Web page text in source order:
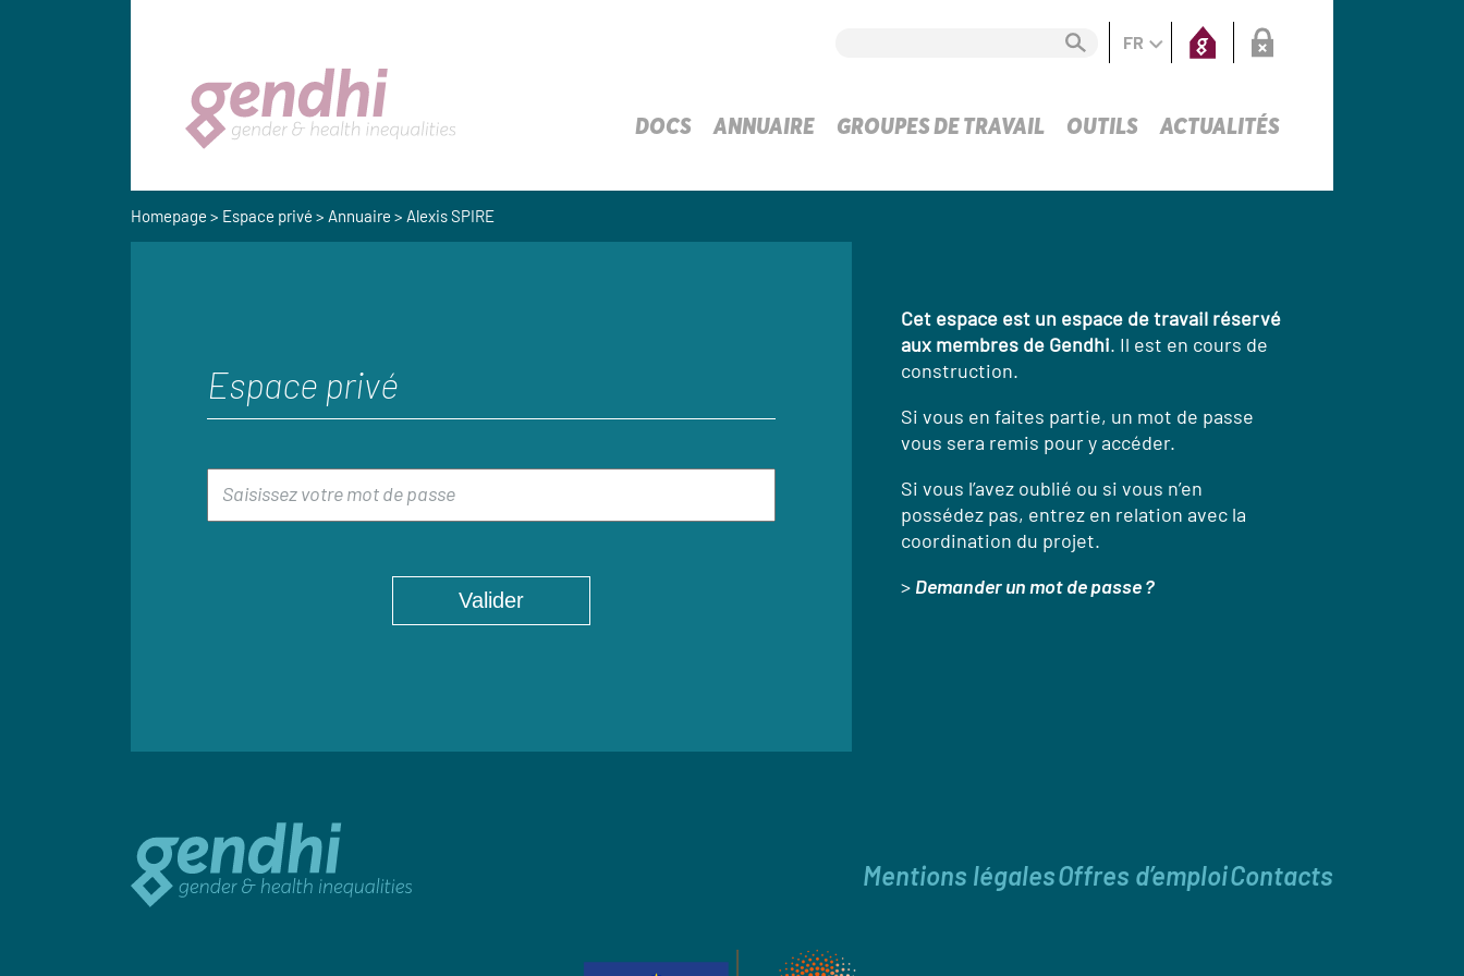
FR
DOCS ANNUAIRE GROUPES DE TRAVAIL OUTILS ACTUALITÉS
Homepage > Espace privé > Annuaire > Alexis SPIRE
Espace privé
Cet espace est un espace de travail réservé
aux membres de Gendhi. Il est en cours de
construction.
Si vous en faites partie, un mot de passe
vous sera remis pour y accéder.
Si vous l’avez oublié ou si vous n’en
possédez pas, entrez en relation avec la
coordination du projet.
> Demander un mot de passe ?
Mentions légalesOffres d’emploiContacts